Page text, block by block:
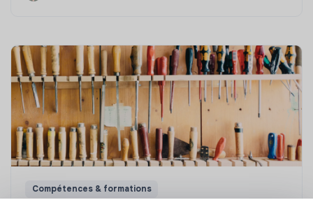
Compétences & formations